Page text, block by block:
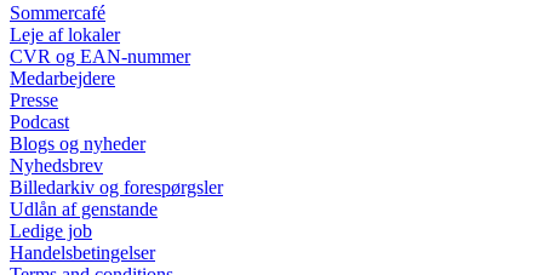
Sommercafé
Leje af lokaler
CVR og EAN-nummer
Medarbejdere
Presse
Podcast
Blogs og nyheder
Nyhedsbrev
Billedarkiv og forespørgsler
Udlån af genstande
Ledige job
Handelsbetingelser